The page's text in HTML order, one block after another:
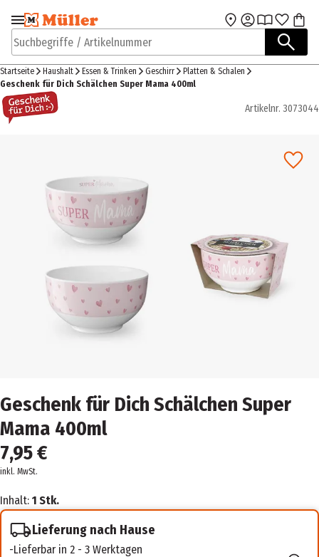
Zur Navigation
springen
Zum Hauptinhalt
Suchbegriffe / Artikelnummer
Startseite Haushalt Essen & Trinken Geschirr
Platten & Schalen
Geschenk für Dich Schälchen Super Mama 400ml
Artikelnr. 3073044
Geschenk für Dich Schälchen Super
Mama 400ml
7,95 €
inkl. MwSt.
Inhalt: 1 Stk.
Lieferung nach Hause
Lieferbar in 2 - 3 Werktagen